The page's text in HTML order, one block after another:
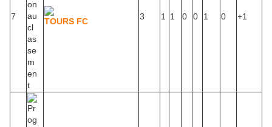
7 TOURS FC 3 1 1 0 0 1 0 +1